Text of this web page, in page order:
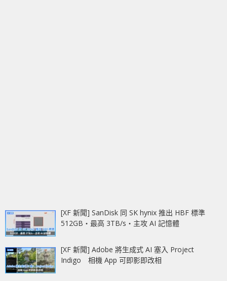
[XF 新聞] SanDisk 同 SK hynix 推出 HBF 標準
512GB‧最高 3TB/s‧主攻 AI 記憶體
[XF 新聞] Adobe 將生成式 AI 塞入 Project
Indigo 相機 App 可即影即改相